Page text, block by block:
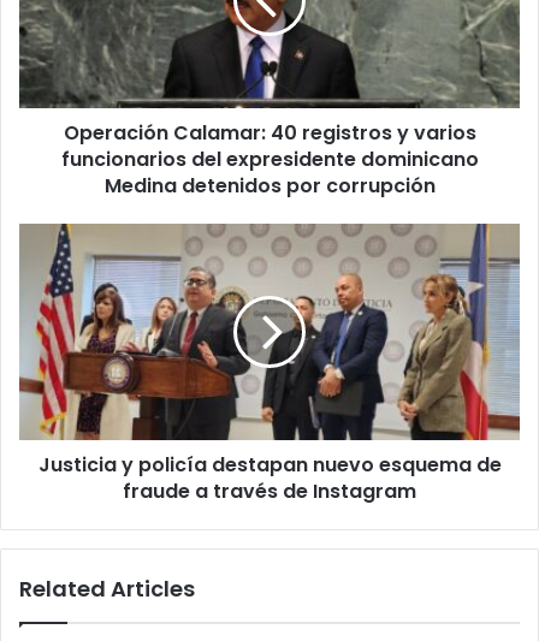
y
varios
funcionarios
del
expresidente
dominicano
Medina
corrupción
Operación Calamar: 40 registros y varios
funcionarios del expresidente dominicano
Medina detenidos por corrupción
Justicia
policía
destapan
nuevo
esquema
de
fraude
a
través
Justicia y policía destapan nuevo esquema de
fraude a través de Instagram
Related Articles